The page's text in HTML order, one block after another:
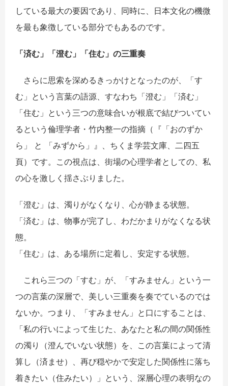
している最大の要因であり、同時に、日本文化の機微
を最も象徴している部分でもあるのです。
「済む」「澄む」「住む」の三重奏
さらに思索を深めるきっかけとなったのが、「す
む」という言葉の語源、すなわち「澄む」「済む」
「住む」という三つの意味合いが根底で結びついてい
るという倫理学者・竹内整一の指摘（『「おのずか
ら」 と 「みずから」』、ちくま学芸文庫、二四五
頁）です。この視点は、街場の心理学者としての、私
の心を激しく揺さぶりました。
​「澄む」は、濁りがなくなり、心が静まる状態。
「済む」は、物事が完了し、わだかまりがなくなる状
態。
「住む」は、ある場所に定着し、安定する状態。
​これら三つの「すむ」が、「すみません」という一
つの言葉の深層で、美しい三重奏を奏でているのでは
ないか。つまり、「すみません」と口にすることは、
「私の行いによって生じた、あなたと私の間の関係性
の濁り（澄んでいない状態）を、この言葉によって清
算し（済ませ）、再び穏やかで安定した関係性に落ち
着きたい（住みたい）」という、深層心理の表明なの